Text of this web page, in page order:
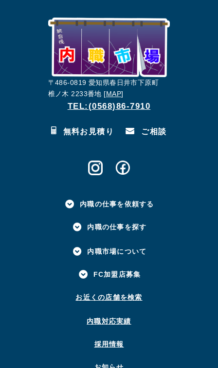
〒486-0819 愛知県春日井市下原町
椎ノ木 2233番地 [MAP]
TEL:(0568)86-7910
無料お見積り ご相談
内職の仕事を依頼する
内職の仕事を探す
内職市場について
FC加盟店募集
お近くの店舗を検索
内職対応実績
採用情報